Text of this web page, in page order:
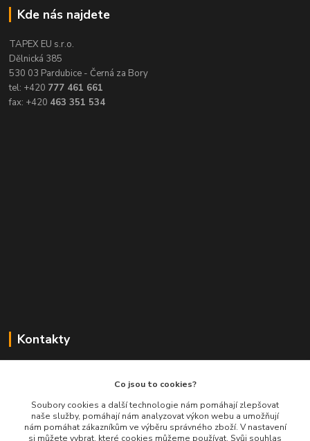
Kde nás najdete
TAPEX EU s.r.o.
Dělnická 385
530 03 Pardubice - Černá za Bory
tel: +420 777 461 661
fax: +420 463 351 534
Kontakty
+420 777 461 661
(Po-Pá, 8-16 hod.)
Co jsou to cookies?
Soubory cookies a další technologie nám pomáhají zlepšovat
naše služby, pomáhají nám analyzovat výkon webu a umožňují
nám pomáhat zákazníkům ve výběru správného zboží. V nastavení
si můžete vybrat, které cookies můžeme používat. Svůj souhlas